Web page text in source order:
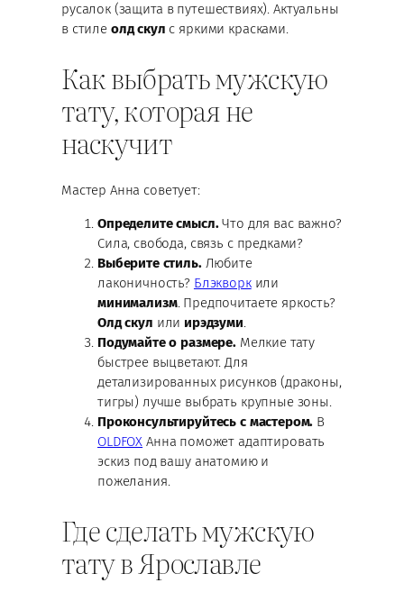
русалок (защита в путешествиях). Актуальны
в стиле олд скул с яркими красками.
Как выбрать мужскую
тату, которая не
наскучит
Мастер Анна советует:
Определите смысл.Что для вас важно?
Сила, свобода, связь с предками?
Выберите стиль.Любите
лаконичность? Блэкворкили
минимализм. Предпочитаете яркость?
Олд скул или ирэдзуми.
Подумайте о размере. Мелкие тату
быстрее выцветают. Для
детализированных рисунков (драконы,
тигры) лучше выбрать крупные зоны.
Проконсультируйтесь с мастером. В
OLDFOX Анна поможет адаптировать
эскиз под вашу анатомию и
пожелания.
Где сделать мужскую
тату в Ярославле